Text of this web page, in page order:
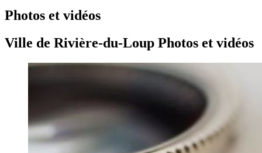
Photos et vidéos
Ville de Rivière-du-Loup Photos et vidéos